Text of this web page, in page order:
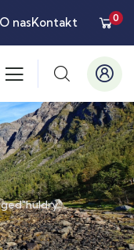
O nasKontakt 0